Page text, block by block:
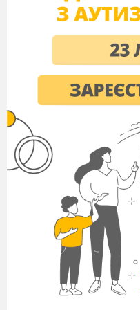
Л
Гін у лам припадає
з'явилися
на світ тоді, коли
Тому в
Південній півкулі
серпні або у
вересні. . Самець
залицяння.
Лами злучаються
зазвичай триває
11-12. Деякі
групи помітно
впливають на їхні
показники, такі як
тривалий термін